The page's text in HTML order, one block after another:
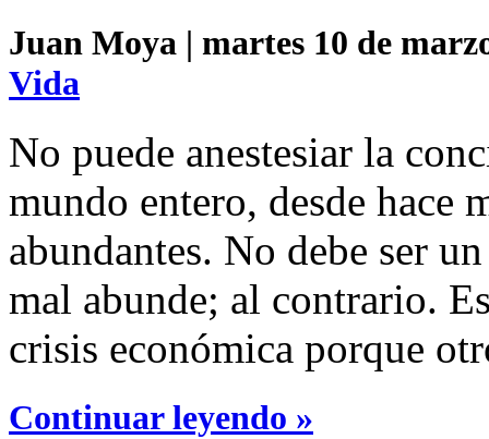
Juan Moya | martes 10 de
Vida
No puede anestesiar la
mundo entero, desde hace
abundantes. No debe ser
mal abunde; al contrario.
crisis económica porque
Continuar leyendo »